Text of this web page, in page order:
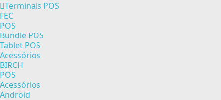
Terminais POS
FEC
POS
Bundle POS
Tablet POS
Acessórios
BIRCH
POS
Acessórios
Android